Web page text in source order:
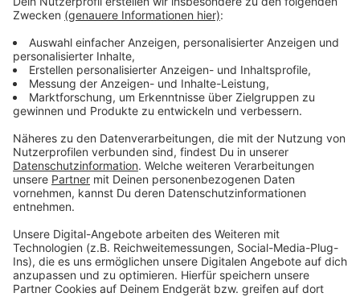
Am Mittwoch (23.04.2025) gibt es einen Kindertag, an
weiteres Highlight ist das Feuerwerk am Freitagabend
(25.04.2025).
Anzeige
Weitere Infos und Links zum Thema:
Anzeige
So haben wir letztes Jahr berichtet
Fazit Frühlingskirmes letztes Jahr